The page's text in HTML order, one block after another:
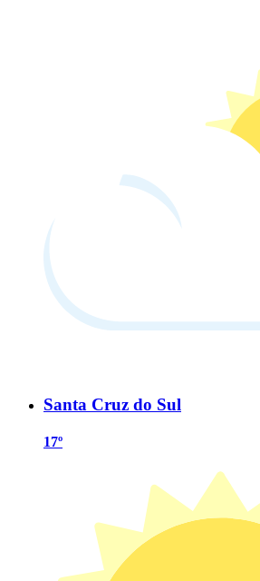
Santa Cruz do Sul
17º